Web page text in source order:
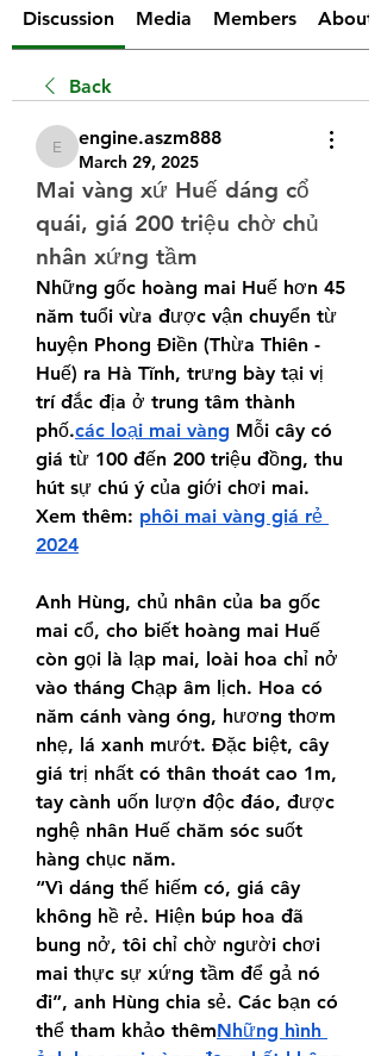
Discussion Media Members About
Back
engine.aszm888
engine.aszm888
March 29, 2025
Mai vàng xứ Huế dáng cổ
quái, giá 200 triệu chờ chủ
nhân xứng tầm
Những gốc hoàng mai Huế hơn 45
năm tuổi vừa được vận chuyển từ
huyện Phong Điền (Thừa Thiên -
Huế) ra Hà Tĩnh, trưng bày tại vị
trí đắc địa ở trung tâm thành
phố.các loại mai vàng Mỗi cây có
giá từ 100 đến 200 triệu đồng, thu
hút sự chú ý của giới chơi mai.
Xem thêm: phôi mai vàng giá rẻ
2024
Anh Hùng, chủ nhân của ba gốc
mai cổ, cho biết hoàng mai Huế
còn gọi là lạp mai, loài hoa chỉ nở
vào tháng Chạp âm lịch. Hoa có
năm cánh vàng óng, hương thơm
nhẹ, lá xanh mướt. Đặc biệt, cây
giá trị nhất có thân thoát cao 1m,
tay cành uốn lượn độc đáo, được
nghệ nhân Huế chăm sóc suốt
hàng chục năm.
“Vì dáng thế hiếm có, giá cây
không hề rẻ. Hiện búp hoa đã
bung nở, tôi chỉ chờ người chơi
mai thực sự xứng tầm để gả nó
đi”, anh Hùng chia sẻ. Các bạn có
thể tham khảo thêmNhững hình